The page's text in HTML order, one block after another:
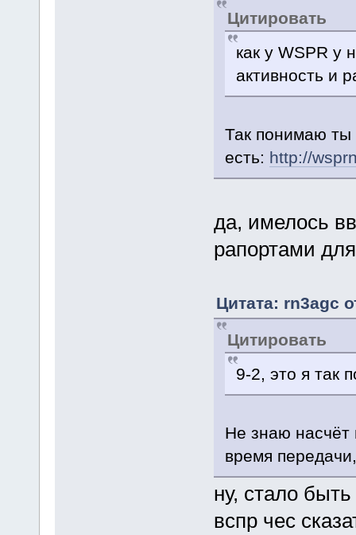
Цитировать
как у WSPR у
активность и
Так понимаю ты
есть: http://
да, имелось
рапортами
Цитата: rn3agc
Цитировать
9-2, это я так
Не знаю насчёт
время
ну, стало
вспр чес